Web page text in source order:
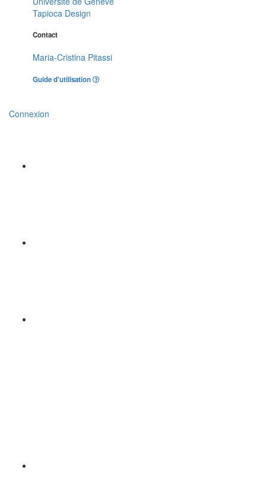
Tapioca Design
Contact
Maria-Cristina Pitassi
Guide d'utilisation
Connexion